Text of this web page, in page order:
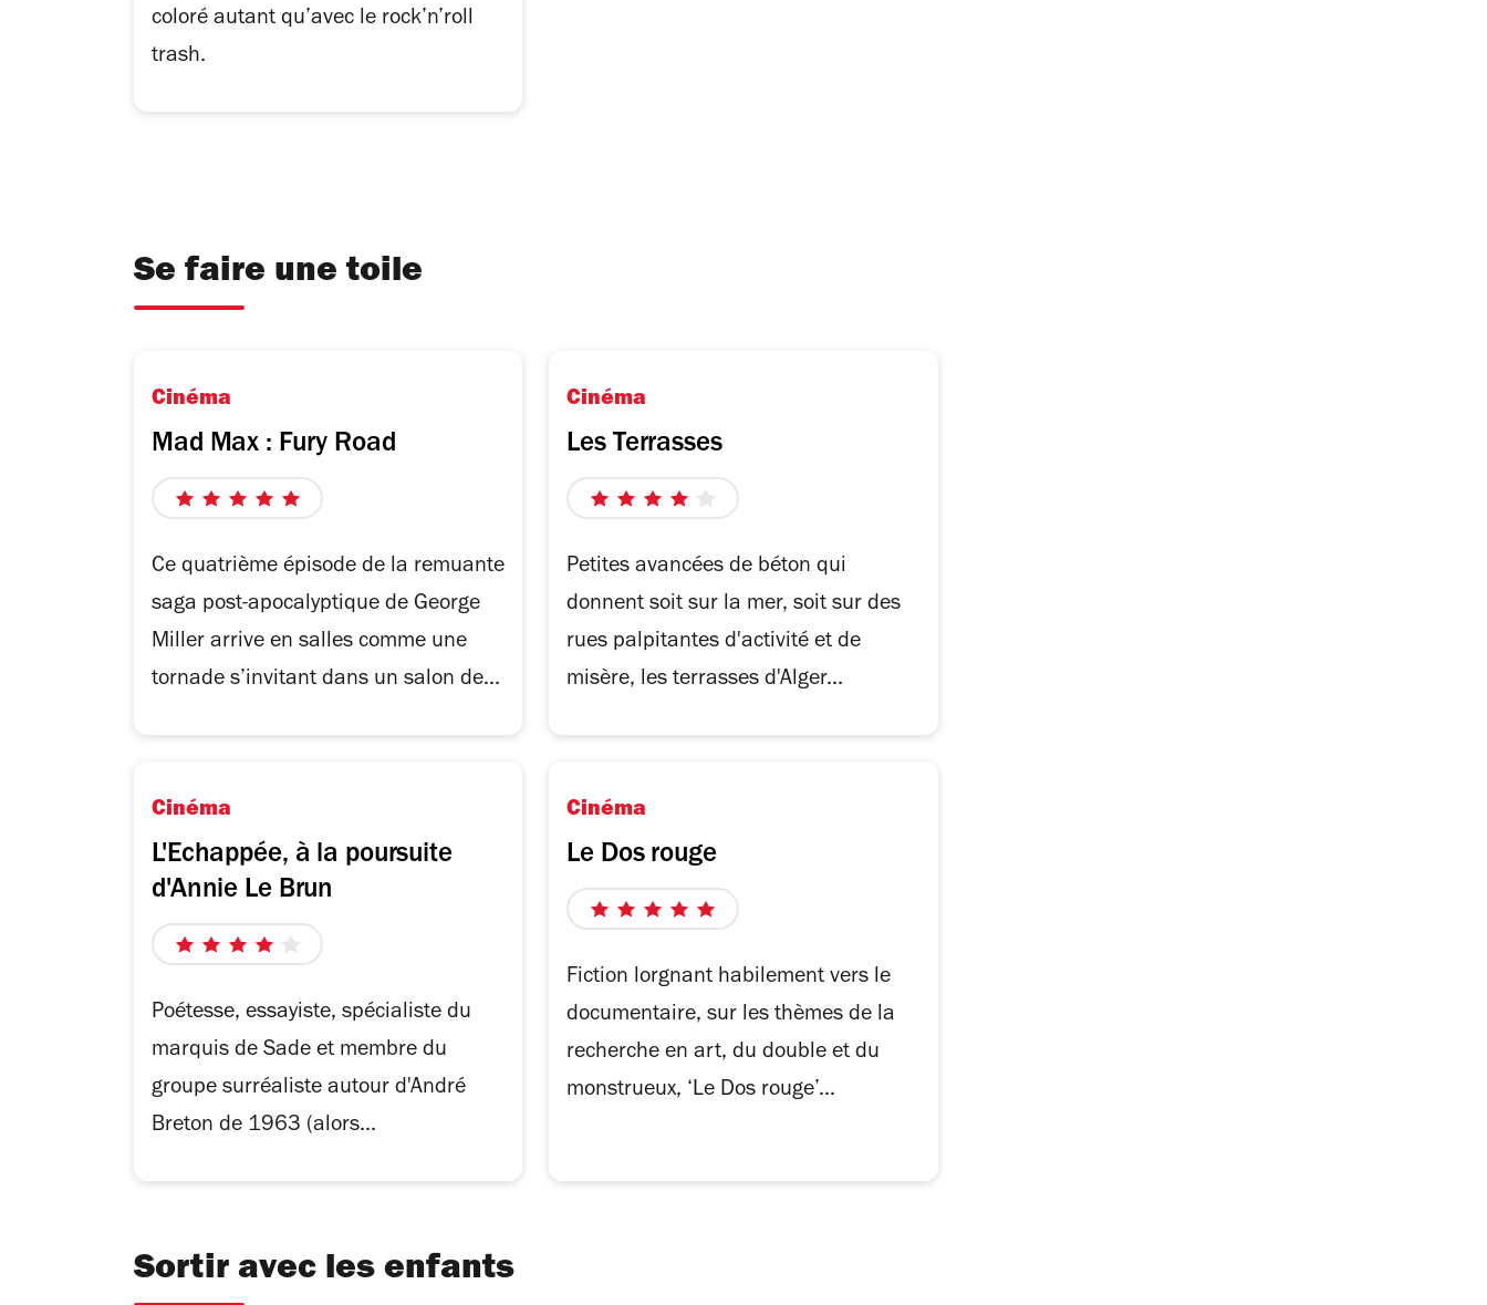
coloré autant qu’avec le rock’n’roll
trash.
Se faire une toile
Cinéma
Mad Max : Fury Road
5
5
Ce quatrième épisode de la remuante
saga post-apocalyptique de George
Miller arrive en salles comme une
tornade s’invitant dans un salon de...
Cinéma
Les Terrasses
4
5
étoiles
Petites avancées de béton qui
donnent soit sur la mer, soit sur des
rues palpitantes d'activité et de
misère, les terrasses d'Alger...
Cinéma
L'Echappée, à la poursuite
d'Annie Le Brun
4
5
étoiles
Poétesse, essayiste, spécialiste du
marquis de Sade et membre du
groupe surréaliste autour d'André
Breton de 1963 (alors...
Cinéma
Le Dos rouge
5
5
étoiles
Fiction lorgnant habilement vers le
documentaire, sur les thèmes de la
recherche en art, du double et du
monstrueux, ‘Le Dos rouge’...
Sortir avec les enfants